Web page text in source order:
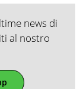
news di
al nostro